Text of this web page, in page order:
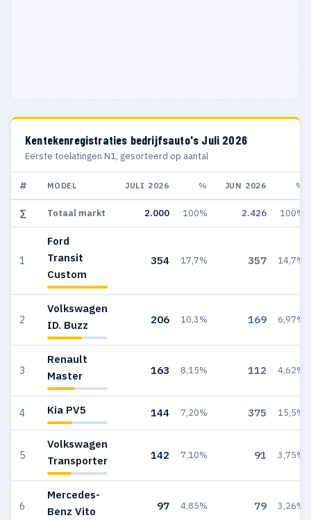
Kentekenregistraties bedrijfsauto's Juli 2026
Eerste toelatingen N1, gesorteerd op aantal
# MODEL JULI 2026 % JUN 2026 %
∑ Totaal markt 2.000 100% 2.426 100%
1
Ford
Transit
Custom
354 17,7% 357 14,7%
2
Volkswagen
ID. Buzz
206 10,3% 169 6,97%
3
Renault
Master
163 8,15% 112 4,62%
4 Kia PV5 144 7,20% 375 15,5%
5
Volkswagen
Transporter
142 7,10% 91 3,75%
6
Mercedes-
Benz Vito
97 4,85% 79 3,26%